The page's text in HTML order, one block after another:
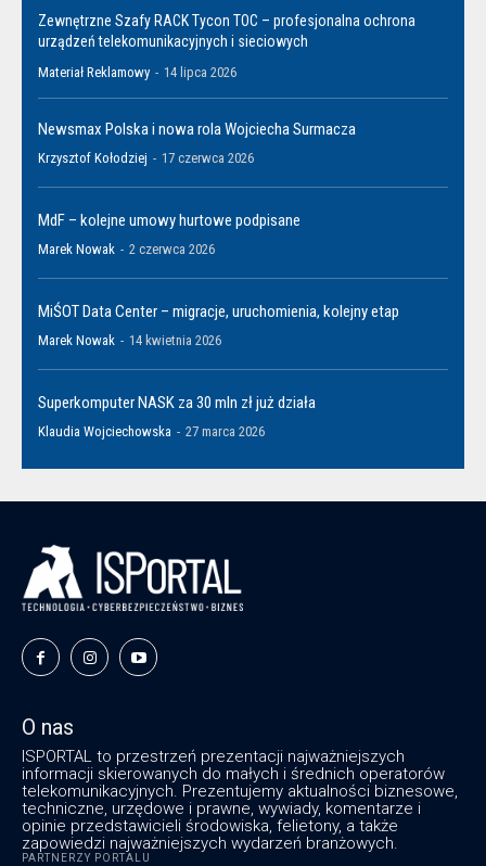
Zewnętrzne Szafy RACK Tycon TOC – profesjonalna ochrona
urządzeń telekomunikacyjnych i sieciowych
Materiał Reklamowy - 14 lipca 2026
Newsmax Polska i nowa rola Wojciecha Surmacza
Krzysztof Kołodziej - 17 czerwca 2026
MdF – kolejne umowy hurtowe podpisane
Marek Nowak - 2 czerwca 2026
MiŚOT Data Center – migracje, uruchomienia, kolejny etap
Marek Nowak - 14 kwietnia 2026
Superkomputer NASK za 30 mln zł już działa
Klaudia Wojciechowska - 27 marca 2026
O nas
ISPORTAL to przestrzeń prezentacji najważniejszych
informacji skierowanych do małych i średnich operatorów
telekomunikacyjnych. Prezentujemy aktualności biznesowe,
techniczne, urzędowe i prawne, wywiady, komentarze i
opinie przedstawicieli środowiska, felietony, a także
zapowiedzi najważniejszych wydarzeń branżowych.
PARTNERZY PORTALU